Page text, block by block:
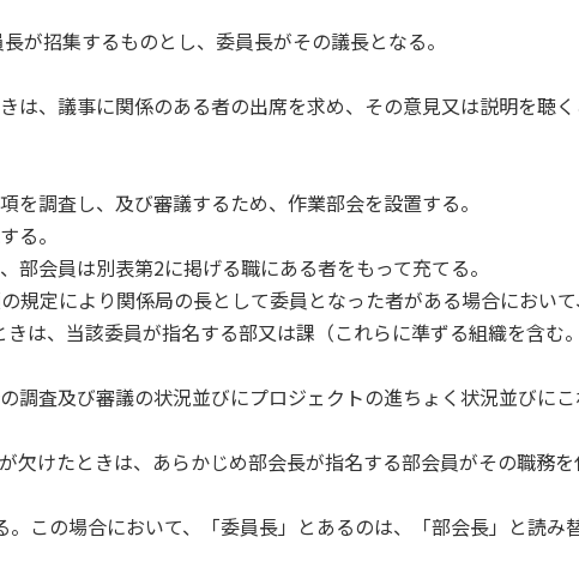
が招集するものとし、委員長がその議長となる。
、議事に関係のある者の出席を求め、その意見又は説明を聴
調査し、及び審議するため、作業部会を設置する。
る。
会員は別表第2に掲げる職にある者をもって充てる。
定により関係局の長として委員となった者がある場合におい
は、当該委員が指名する部又は課（これらに準ずる組織を含む
査及び審議の状況並びにプロジェクトの進ちょく状況並びに
けたときは、あらかじめ部会長が指名する部会員がその職務を
この場合において、「委員長」とあるのは、「部会長」と読み